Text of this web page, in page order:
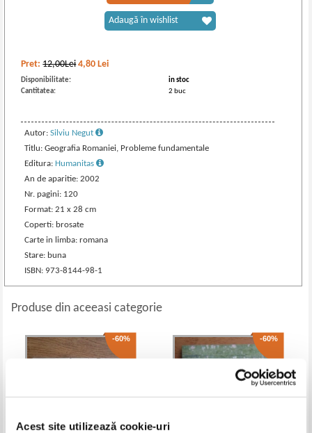
Acest site utilizează cookie-uri
Pret:12,00Lei 4,80 Lei
Disponibilitate:
in stoc
Cantitatea:
2 buc
Autor:Silviu Negut
Titlu: Geografia Romaniei, Probleme fundamentale
Editura: Humanitas
An de aparitie: 2002
Nr. pagini: 120
Format: 21 x 28 cm
Coperti: brosate
Carte in limba: romana
Stare: buna
ISBN: 973-8144-98-1
Adaugă în wishlist
Produse din aceeasi categorie
-60% -60%